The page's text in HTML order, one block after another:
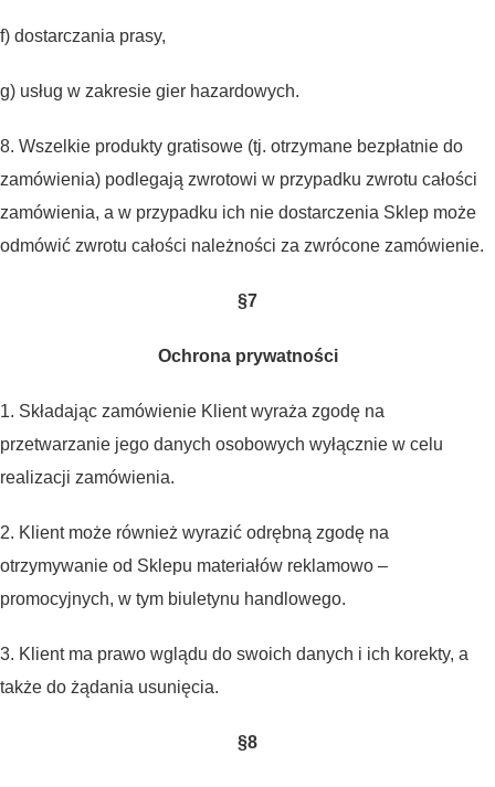
f) dostarczania prasy,
g) usług w zakresie gier hazardowych.
8. Wszelkie produkty gratisowe (tj. otrzymane bezpłatnie do
zamówienia) podlegają zwrotowi w przypadku zwrotu całości
zamówienia, a w przypadku ich nie dostarczenia Sklep może
odmówić zwrotu całości należności za zwrócone zamówienie.
§7
Ochrona prywatności
1. Składając zamówienie Klient wyraża zgodę na
przetwarzanie jego danych osobowych wyłącznie w celu
realizacji zamówienia.
2. Klient może również wyrazić odrębną zgodę na
otrzymywanie od Sklepu materiałów reklamowo –
promocyjnych, w tym biuletynu handlowego.
3. Klient ma prawo wglądu do swoich danych i ich korekty, a
także do żądania usunięcia.
§8